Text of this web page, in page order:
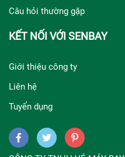
Câu hỏi thường gặp
KẾT NỐI VỚI SENBAY
Giới thiệu công ty
Liên hệ
Tuyển dụng